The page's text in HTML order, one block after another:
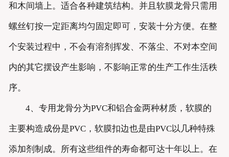
和木间墙上。适合各种建筑结构。并且软膜龙骨只需用
螺丝钉按一定距离均匀固定即可，安装十分方便。在整
个安装过程中，不会有溶剂挥发、不落尘、不对本空间
内的其它摆设产生影响，不影响正常的生产工作生活秩
序。
4、专用龙骨分为PVC和铝合金两种材质，软膜的
主要构造成份是PVC，软膜扣边也是由PVC以几种特殊
添加剂制成。所有这些组件的寿命都可达十年以上。在